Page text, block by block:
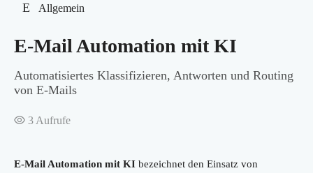
E Allgemein
E-Mail Automation mit KI
Automatisiertes Klassifizieren, Antworten und Routing
von E-Mails
3 Aufrufe
E-Mail Automation mit KI bezeichnet den Einsatz von